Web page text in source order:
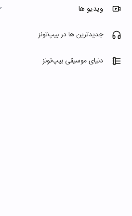
ویدیو ها
جدیدترین ها در بیپ‌تونز
دنیای موسیقی بیپ‌تونز